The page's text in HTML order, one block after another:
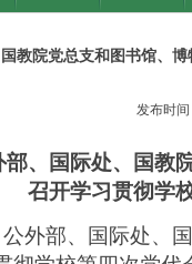
教院党总支和图书馆、
发布时
部、国际处、国教
召开学习贯彻学
公外部、国际处、